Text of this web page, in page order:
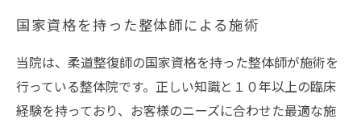
国家資格を持った整体師による施術
当院は、柔道整復師の国家資格を持った整体師が施術を
行っている整体院です。正しい知識と１０年以上の臨床
経験を持っており、お客様のニーズに合わせた最適な施